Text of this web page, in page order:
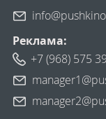
Реклама:
+7 (968) 575